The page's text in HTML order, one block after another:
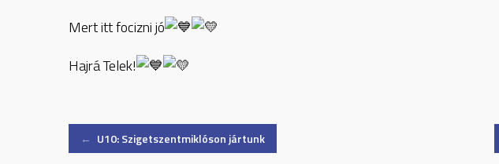
Mert itt focizni jó
Hajrá Telek!
Post
← U10: Szigetszentmiklóson jártunk